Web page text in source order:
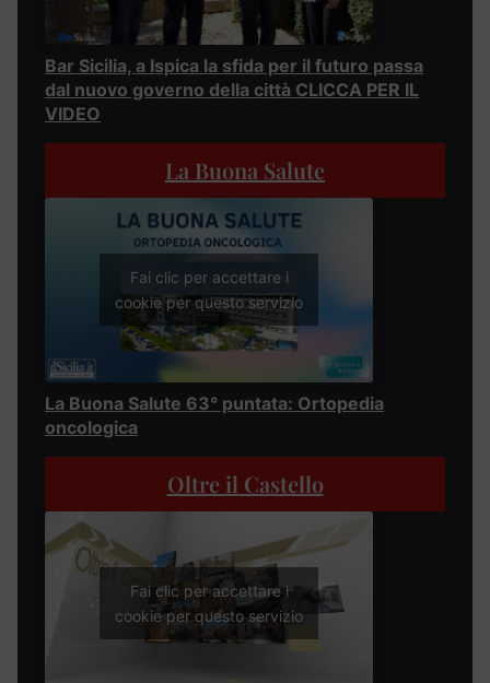
Bar Sicilia, a Ispica la sfida per il futuro passa
dal nuovo governo della città CLICCA PER IL
VIDEO
La Buona Salute
Fai clic per accettare i
cookie per questo servizio
La Buona Salute 63° puntata: Ortopedia
oncologica
Oltre il Castello
Fai clic per accettare i
cookie per questo servizio